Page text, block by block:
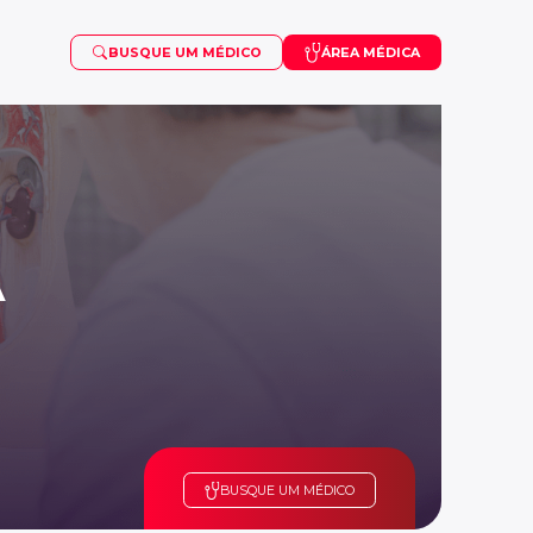
OSTEOPOROSE
PUBERDADE PRECOCE
BUSQUE UM MÉDICO ÁREA MÉDICA
BUSQUE UM MÉDICO